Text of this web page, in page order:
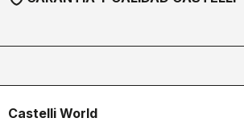
Castelli World